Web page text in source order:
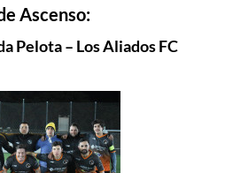
Ascenso:
Pelota – Los Aliados FC